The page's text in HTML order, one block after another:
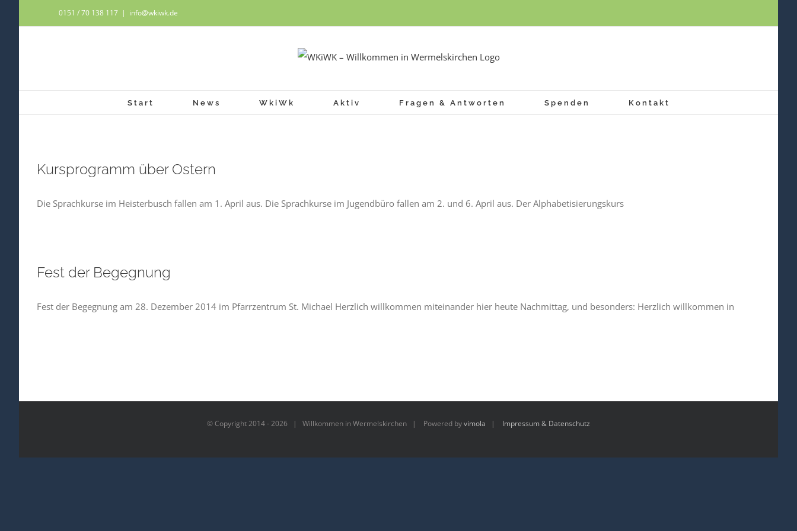
Inhalt
0151 / 70 138 117 | info@wkiwk.de
Start News WkiWk Aktiv Fragen & Antworten Spenden Kontakt
Kursprogramm über Ostern
Die Sprachkurse im Heisterbusch fallen am 1. April aus. Die Sprachkurse im Jugendbüro fallen am 2. und 6. April aus. Der Alphabetisierungskurs
Fest der Begegnung
Fest der Begegnung am 28. Dezember 2014 im Pfarrzentrum St. Michael Herzlich willkommen miteinander hier heute Nachmittag, und besonders: Herzlich willkommen in
© Copyright 2014 -2026 | Willkommen in Wermelskirchen | Powered byvimola | Impressum & Datenschutz